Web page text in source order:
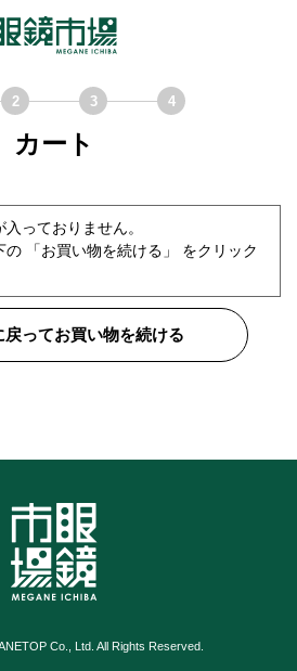
カート
っておりません。
「お買い物を続ける」 をクリック
戻ってお買い物を続ける
Co., Ltd. All Rights Reserved.